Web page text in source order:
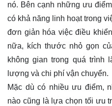
nó. Bên cạnh những ưu
có khả năng linh hoạt trong
đơn giản hóa việc điều
nữa, kích thước nhỏ gọn
không gian trong quá trình
lượng và chi phí vận chuyển.
Mặc dù có nhiều ưu điểm,
nào cũng là lựa chọn tối ưu